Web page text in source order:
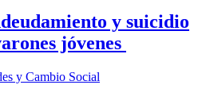
y suicidio
jóvenes
y Cambio Social